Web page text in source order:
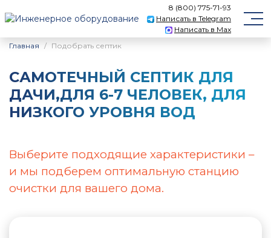
8 (800) 775-71-93
Написать в Telegram
Написать в Max
Главная
Подобрать септик
САМОТЕЧНЫЙ CЕПТИК ДЛЯ
ДАЧИ,ДЛЯ 6-7 ЧЕЛОВЕК, ДЛЯ
НИЗКОГО УРОВНЯ ВОД
Выберите подходящие характеристики –
и мы подберем оптимальную станцию
очистки для вашего дома.